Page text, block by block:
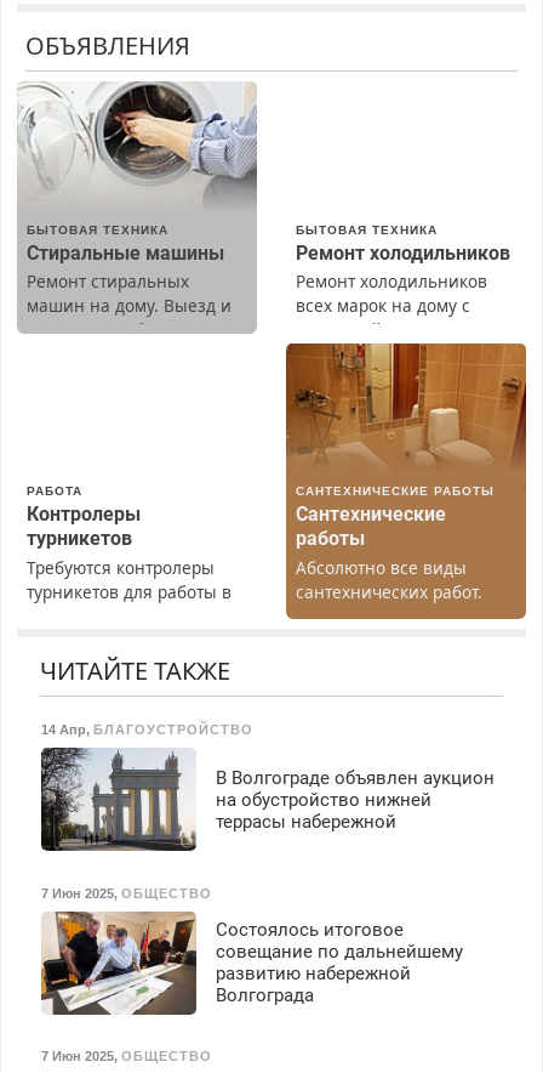
ОБЪЯВЛЕНИЯ
БЫТОВАЯ ТЕХНИКА
Стиральные машины
Ремонт стиральных
машин на дому. Выезд и
диагностика бесплатно.
БЫТОВАЯ ТЕХНИКА
Ремонт холодильников
Ремонт холодильников
всех марок на дому с
гарантией. Замена
резины. Качественно.
Недорого. Без выходных.
Все районы. Скидка.
Вызов бесплатный.
РАБОТА
Контролеры
турникетов
Требуются контролеры
турникетов для работы в
Прием по ТК РФ. График
З/п – до 96000 рублей до
вычета налогов.
Ежемесячно
выплачивается денежная
премия. Возможно
бесплатное обучение,
работа инспектором по
транспортной
безопасности с з/п до
125000 руб.
САНТЕХНИЧЕСКИЕ РАБОТЫ
Сантехнические
работы
Абсолютно все виды
сантехнических работ.
Быстро. Качественно.
ЧИТАЙТЕ ТАКЖЕ
14 Апр, БЛАГОУСТРОЙСТВО
В Волгограде объявлен аукцион
на обустройство нижней
террасы набережной
7 Июн 2025, ОБЩЕСТВО
Состоялось итоговое
совещание по дальнейшему
развитию набережной
Волгограда
7 Июн 2025, ОБЩЕСТВО